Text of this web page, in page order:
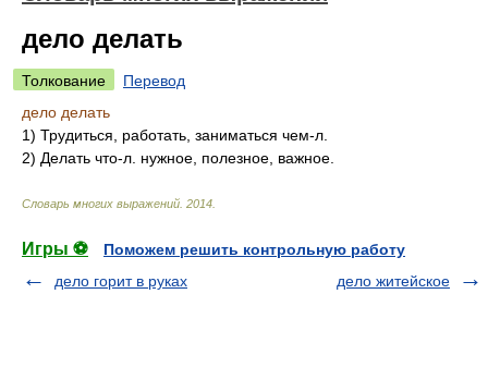
дело делать
Толкование
Перевод
дело делать
1) Трудиться, работать, заниматься чем-л.
2) Делать что-л. нужное, полезное, важное.
Словарь многих выражений 2014
Игры ⚽
Поможем решить контрольную работу
дело горит в руках
дело житейское